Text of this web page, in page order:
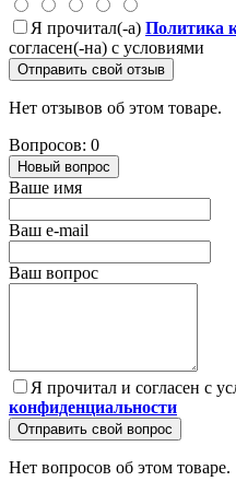
Я прочитал(-а) Политика
согласен(-на) с условиями
Отправить свой отзыв
Нет отзывов об этом товаре.
Вопросов: 0
Новый вопрос
Ваше имя
Ваш e-mail
Ваш вопрос
Я прочитал и согласен с
конфиденциальности
Отправить свой вопрос
Нет вопросов об этом товаре.